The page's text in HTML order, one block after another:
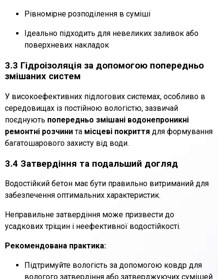
Рівномірне розподілення в суміші
Ідеально підходить для невеликих заливок або
поверхневих накладок
3.3 Гідроізоляція за допомогою попередньо
змішаних систем
У високоефективних підлогових системах, особливо в
середовищах із постійною вологістю, зазвичай
поєднують попередньо змішані водонепроникні
ремонтні розчинита місцеві покриття для формування
багатошарового захисту від води.
3.4 Затвердіння та подальший догляд
Водостійкий бетон має бути правильно витриманий для
забезпечення оптимальних характеристик.
Неправильне затвердіння може призвести до
усадкових тріщин і неефективної водостійкості.
Рекомендована практика:
Підтримуйте вологість за допомогою ковдр для
вологого затвердіння або затверджуючих сумішей